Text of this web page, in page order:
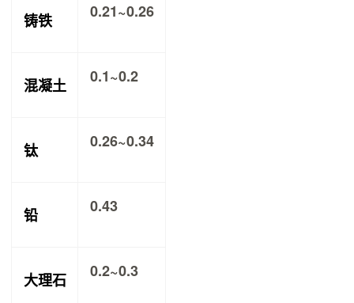
铸铁 0.21~0.26
混凝土 0.1~0.2
钛 0.26~0.34
铅 0.43
大理石 0.2~0.3